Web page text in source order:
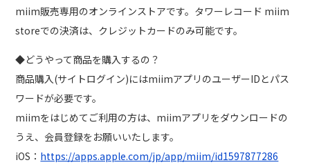
miim販売専用のオンラインストアです。タワーレコード miim
storeでの決済は、クレジットカードのみ可能です。
◆どうやって商品を購入するの？
商品購入(サイトログイン)にはmiimアプリのユーザーIDとパス
ワードが必要です。
miimをはじめてご利用の方は、miimアプリをダウンロードの
うえ、会員登録をお願いいたします。
iOS： https://apps.apple.com/jp/app/miim/id1597877286